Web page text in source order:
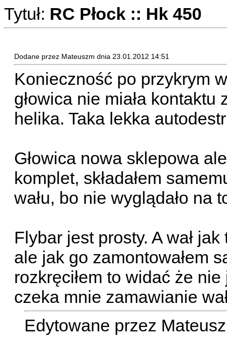
Tytuł: RC Płock :: Hk 450
Dodane przez Mateuszm dnia 23.01.2012 14:51
Konieczność po przykrym
głowica nie miała
helika. Taka lekka
Głowica nowa sklepowa
komplet, składałem
wału, bo nie wyglądało na
Flybar jest prosty. A wał
ale jak go zamontowałem
rozkręciłem to widać że
czeka mnie zamawianie
Edytowane przez